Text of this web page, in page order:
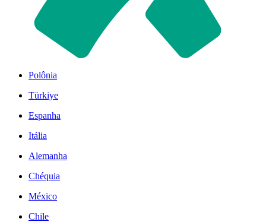
Polônia
Türkiye
Espanha
Itália
Alemanha
Chéquia
México
Chile